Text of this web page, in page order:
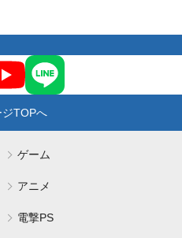
ジTOPへ
ゲーム
アニメ
電撃PS